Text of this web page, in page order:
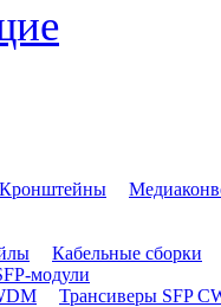
Кронштейны
Кабельные сборки
модули
Трансиверы SFP